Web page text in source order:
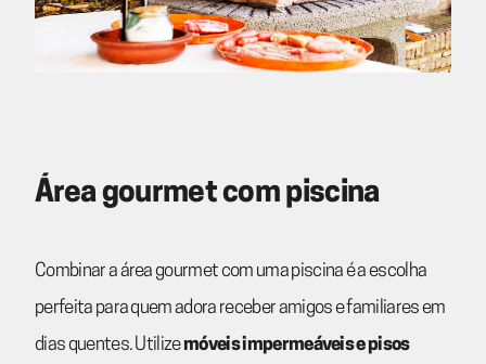
Área gourmet com piscina
Combinar a área gourmet com uma piscina é a escolha
perfeita para quem adora receber amigos e familiares em
dias quentes. Utilizemóveis impermeáveis e pisos